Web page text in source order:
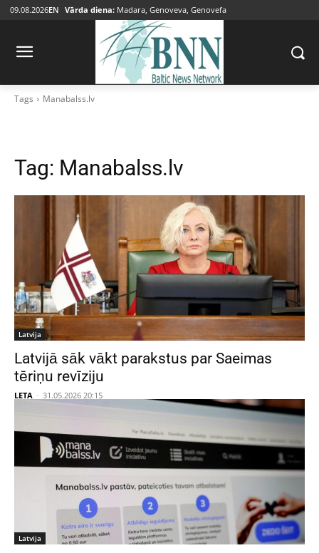
09.08.2026EN Vārda diena: Madara, Genoveva, Genovefa
Tags Manabalss.lv
Tag: Manabalss.lv
Latvija
Latvijā sāk vākt parakstus par Saeimas
tēriņu revīziju
LETA - 31.05.2026 20:15
Latvija